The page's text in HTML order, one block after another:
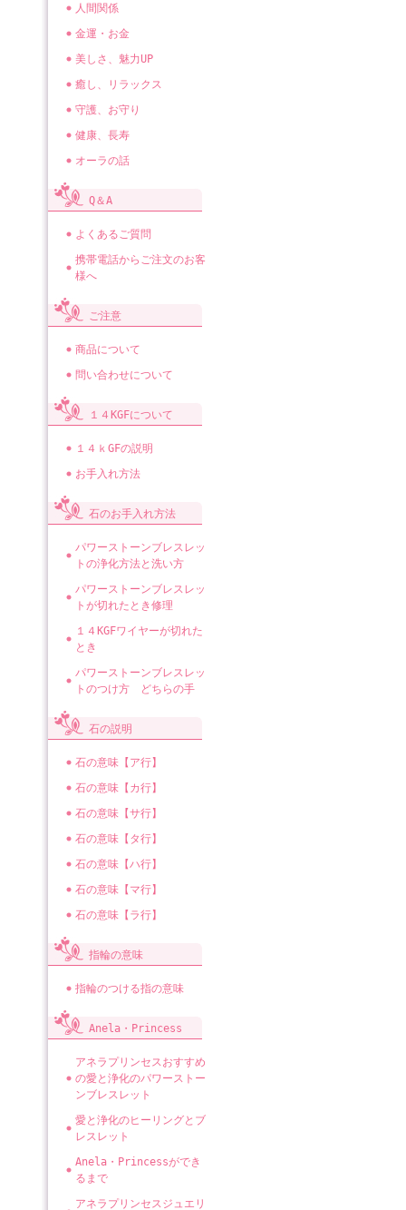
人間関係
金運・お金
美しさ、魅力UP
癒し、リラックス
守護、お守り
健康、長寿
オーラの話
Q＆A
よくあるご質問
携帯電話からご注文のお客
様へ
ご注意
商品について
問い合わせについて
１４KGFについて
１４ｋGFの説明
お手入れ方法
石のお手入れ方法
パワーストーンブレスレッ
トの浄化方法と洗い方
パワーストーンブレスレッ
トが切れたとき修理
１４KGFワイヤーが切れた
とき
パワーストーンブレスレッ
トのつけ方 どちらの手
石の説明
石の意味【ア行】
石の意味【カ行】
石の意味【サ行】
石の意味【タ行】
石の意味【ハ行】
石の意味【マ行】
石の意味【ラ行】
指輪の意味
指輪のつける指の意味
Anela・Princess
アネラプリンセスおすすめ
の愛と浄化のパワーストー
ンブレスレット
愛と浄化のヒーリングとブ
レスレット
Anela・Princessができ
るまで
アネラプリンセスジュエリ